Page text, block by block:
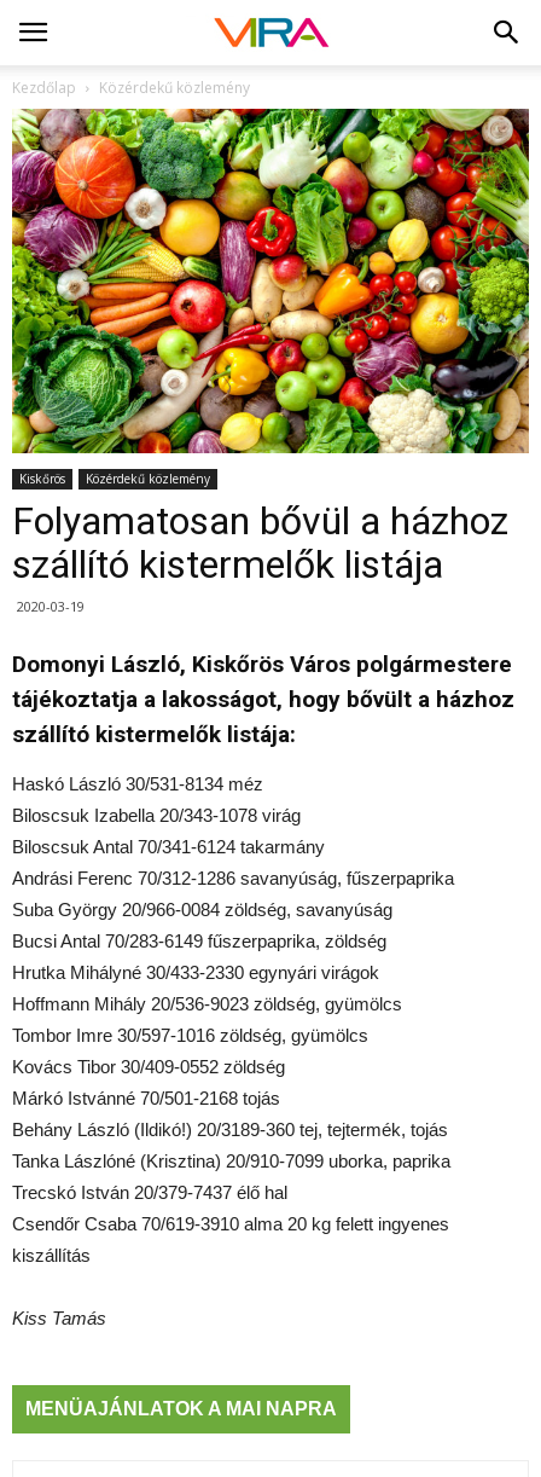
Kezdőlap Közérdekű közlemény
Kiskőrös Közérdekű közlemény
Folyamatosan bővül a házhoz
szállító kistermelők listája
2020-03-19
Domonyi László, Kiskőrös Város polgármestere
tájékoztatja a lakosságot, hogy bővült a házhoz
szállító kistermelők listája:
Haskó László 30/531-8134 méz
Biloscsuk Izabella 20/343-1078 virág
Biloscsuk Antal 70/341-6124 takarmány
Andrási Ferenc 70/312-1286 savanyúság, fűszerpaprika
Suba György 20/966-0084 zöldség, savanyúság
Bucsi Antal 70/283-6149 fűszerpaprika, zöldség
Hrutka Mihályné 30/433-2330 egynyári virágok
Hoffmann Mihály 20/536-9023 zöldség, gyümölcs
Tombor Imre 30/597-1016 zöldség, gyümölcs
Kovács Tibor 30/409-0552 zöldség
Márkó Istvánné 70/501-2168 tojás
Behány László (Ildikó!) 20/3189-360 tej, tejtermék, tojás
Tanka Lászlóné (Krisztina) 20/910-7099 uborka, paprika
Trecskó István 20/379-7437 élő hal
Csendőr Csaba 70/619-3910 alma 20 kg felett ingyenes
kiszállítás
Kiss Tamás
MENÜAJÁNLATOK A MAI NAPRA